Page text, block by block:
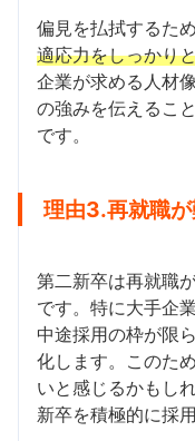
偏見を払拭するため
適応力をしっかり
企業が求める人材
の強みを伝えるこ
です。
理由3.再就職
第二新卒は再就職
です。特に大手企
中途採用の枠が限
化します。このた
いと感じるかもし
新卒を積極的に採